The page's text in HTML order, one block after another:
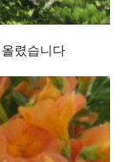
렸습니다